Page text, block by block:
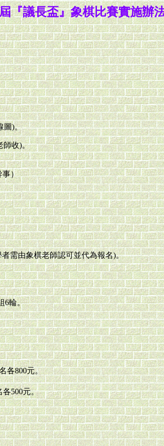
『議長盃』象棋比賽實施辦
圖)。
師收)。
事）
需由象棋老師認可並代為報名)。
6輪。
各800元。
500元。